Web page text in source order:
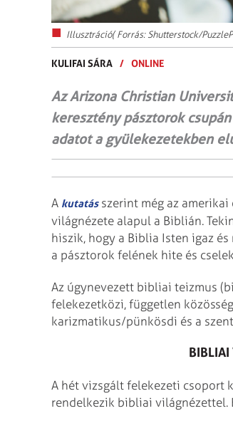
Illusztráció( Forrás: Shutterstock/
KULIFAI SÁRA / ONLINE
Az Arizona Christian
keresztény pásztorok
adatot a gyülekezetekben
A kutatásszerint még az amerikai
világnézete alapul a Biblián.
hiszik, hogy a Biblia Isten igaz
a pásztorok felének hite és
Az úgynevezett bibliai teizmus
felekezetközi, független
karizmatikus/pünkösdi és a
BIBLIAI
A hét vizsgált felekezeti csoport
rendelkezik bibliai világnézettel.